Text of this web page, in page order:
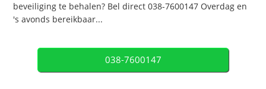
beveiliging te behalen? Bel direct 038-7600147 Overdag en
's avonds bereikbaar...
038-7600147